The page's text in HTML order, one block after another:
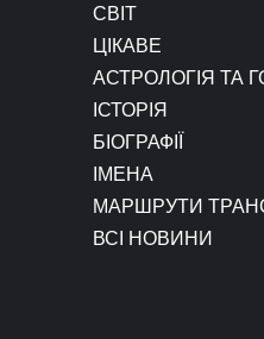
СВІТ
ЦІКАВЕ
АСТРОЛОГІЯ ТА
ІСТОРІЯ
БІОГРАФІЇ
ІМЕНА
МАРШРУТИ
ВСІ НОВИНИ